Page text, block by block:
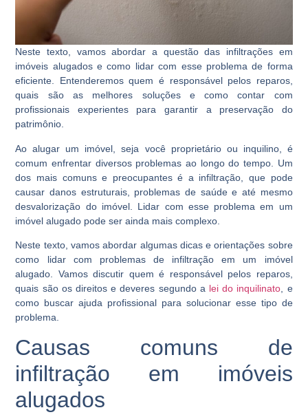
Neste texto, vamos abordar a questão das infiltrações em
imóveis alugados e como lidar com esse problema de forma
eficiente. Entenderemos quem é responsável pelos reparos,
quais são as melhores soluções e como contar com
profissionais experientes para garantir a preservação do
patrimônio.
Ao alugar um imóvel, seja você proprietário ou inquilino, é
comum enfrentar diversos problemas ao longo do tempo. Um
dos mais comuns e preocupantes é a infiltração, que pode
causar danos estruturais, problemas de saúde e até mesmo
desvalorização do imóvel. Lidar com esse problema em um
imóvel alugado pode ser ainda mais complexo.
Neste texto, vamos abordar algumas dicas e orientações sobre
como lidar com problemas de infiltração em um imóvel
alugado. Vamos discutir quem é responsável pelos reparos,
quais são os direitos e deveres segundo a lei do inquilinato , e
como buscar ajuda profissional para solucionar esse tipo de
problema.
Causas comuns de
infiltração em imóveis
alugados